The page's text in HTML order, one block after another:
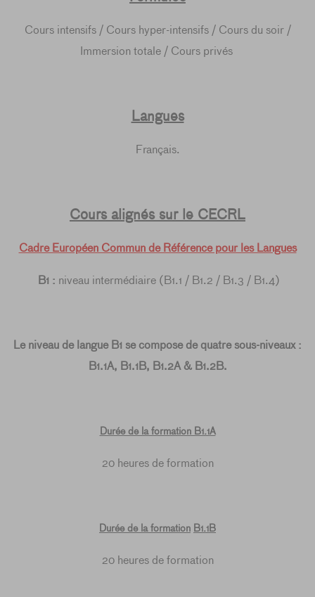
Cours intensifs / Cours hyper-intensifs / Cours du soir /
Immersion totale / Cours privés
Langues
Français.
Cours alignés sur le CECRL
Cadre Européen Commun de Référence pour les Langues
B1 : niveau intermédiaire (B1.1 / B1.2 / B1.3 / B1.4)
Le niveau de langue B1 se compose de quatre sous-niveaux :
B1.1A, B1.1B, B1.2A & B1.2B.
Durée de la formation B1.1A
20 heures de formation
Durée de la formation B1.1B
20 heures de formation